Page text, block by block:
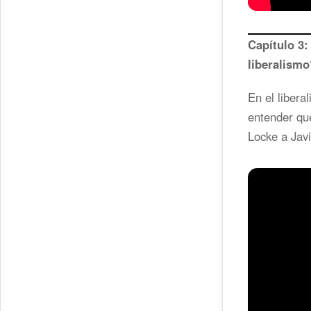
Capítulo 3:
En el
entender
Locke a